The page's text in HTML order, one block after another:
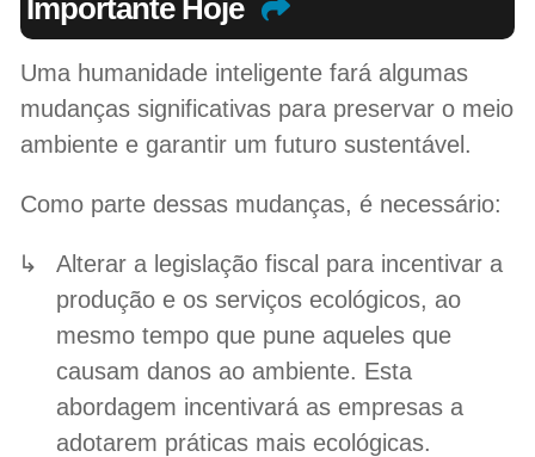
Importante Hoje
Uma humanidade inteligente fará algumas
mudanças significativas para preservar o meio
ambiente e garantir um futuro sustentável.
Como parte dessas mudanças, é necessário:
Alterar a legislação fiscal para incentivar a
produção e os serviços ecológicos, ao
mesmo tempo que pune aqueles que
causam danos ao ambiente. Esta
abordagem incentivará as empresas a
adotarem práticas mais ecológicas.